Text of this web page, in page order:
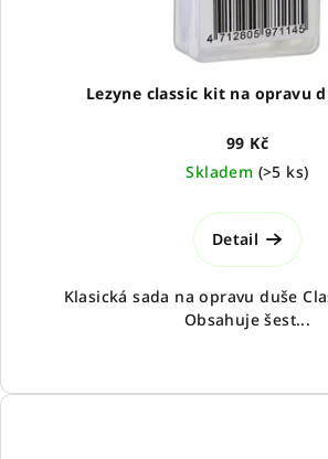
Lezyne classic kit na opravu
99 Kč
Skladem (>5 ks)
Detail
Klasická sada na opravu duše
Obsahuje šest...